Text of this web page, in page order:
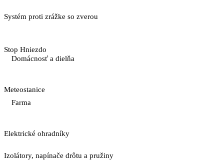
Systém proti zrážke so zverou
Stop Hniezdo
Domácnosť a dielňa
Meteostanice
Farma
Elektrické ohradníky
Izolátory, napínače drôtu a pružiny